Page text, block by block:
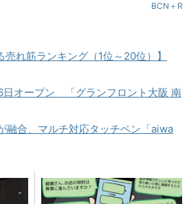
BCN＋R
売れ筋ランキング（1位～20位）】
日オープン 「グランフロント大阪 南
融合、マルチ対応タッチペン「aiwa